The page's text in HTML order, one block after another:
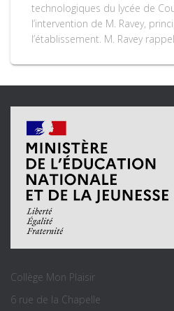
technologiques du lycée de
l’intervention de M. Ravey,
l’établissement. M. Ravey
Collège Mon Plaisir
6 rue de la Chapelle